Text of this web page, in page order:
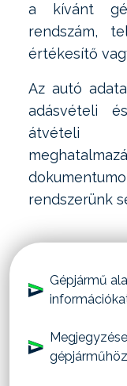
a kívánt
rendszám,
értékesítő
Az autó
adásvételi
átvételi
rendszerünk
Gépjármű